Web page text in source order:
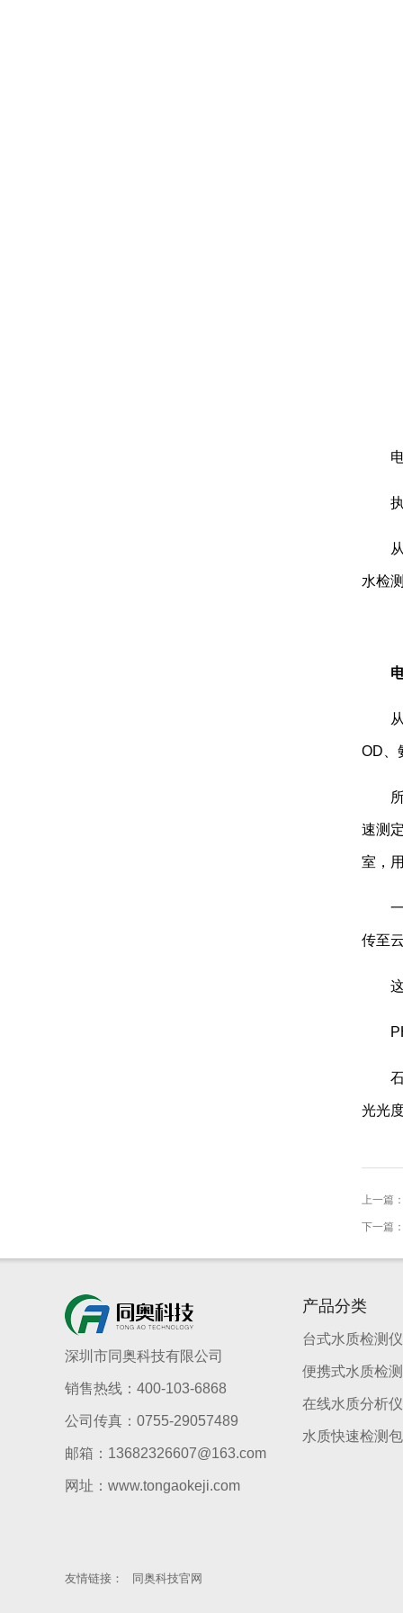
水检
OD、
速测
室，
传至
光光
上一篇：
下一篇：
深圳市同奥科技有限公司
销售热线：400-103-6868
公司传真：0755-29057489
邮箱：13682326607@163.com
网址：www.tongaokeji.com
产品分类
台式水质检测仪
便携式水质检
在线水质分析仪
水质快速检测包
友情链接： 同奥科技官网